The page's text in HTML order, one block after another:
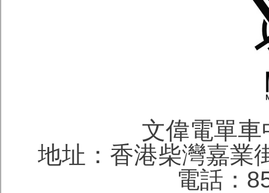
文偉電單
地址：香港柴灣嘉業
電話：